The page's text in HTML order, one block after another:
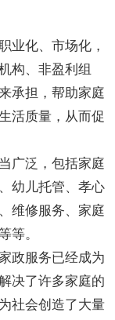
业化、市场化，
构、非盈利组
承担，帮助家庭
活质量，从而促
广泛，包括家庭
幼儿托管、孝心
维修服务、家庭
等。
政服务已经成为
决了许多家庭的
社会创造了大量